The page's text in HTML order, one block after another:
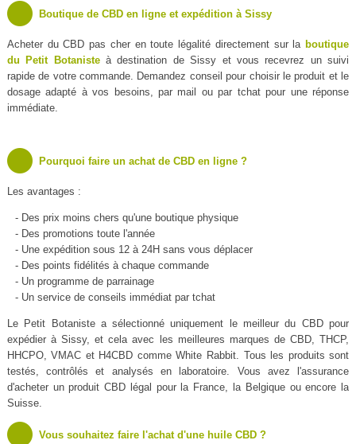
Boutique de CBD en ligne et expédition à Sissy
Acheter du CBD pas cher en toute légalité directement sur la boutique
du Petit Botanisteà destination de Sissy et vous recevrez un suivi
rapide de votre commande. Demandez conseil pour choisir le produit et le
dosage adapté à vos besoins, par mail ou par tchat pour une réponse
immédiate.
Pourquoi faire un achat de CBD en ligne ?
Les avantages :
- Des prix moins chers qu'une boutique physique
- Des promotions toute l'année
- Une expédition sous 12 à 24H sans vous déplacer
- Des points fidélités à chaque commande
- Un programme de parrainage
- Un service de conseils immédiat par tchat
Le Petit Botaniste a sélectionné uniquement le meilleur du CBD pour
expédier à Sissy, et cela avec les meilleures marques de CBD, THCP,
HHCPO, VMAC et H4CBD comme White Rabbit. Tous les produits sont
testés, contrôlés et analysés en laboratoire. Vous avez l'assurance
d'acheter un produit CBD légal pour la France, la Belgique ou encore la
Suisse.
Vous souhaitez faire l'achat d'une huile CBD ?